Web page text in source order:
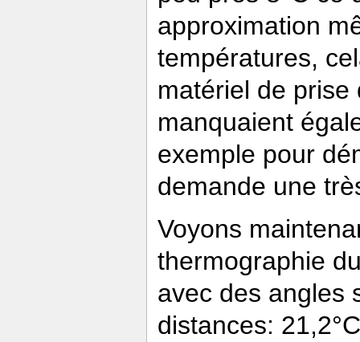
approximation
températures,
matériel de
manquaient
exemple pour
demande une
Voyons
thermographie
avec des angles
distances: